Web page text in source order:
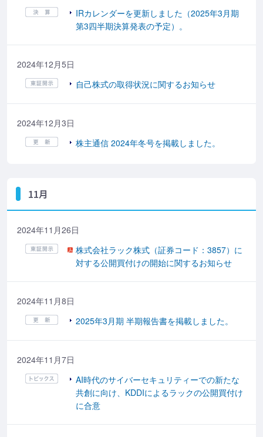
IRカレンダーを更新しました（2025年3月期
第3四半期決算発表の予定）。
2024年12月5日
自己株式の取得状況に関するお知らせ
2024年12月3日
株主通信 2024年冬号を掲載しました。
11月
2024年11月26日
株式会社ラック株式（証券コード：3857）に
対する公開買付けの開始に関するお知らせ
2024年11月8日
2025年3月期 半期報告書を掲載しました。
2024年11月7日
AI時代のサイバーセキュリティーでの新たな
共創に向け、KDDIによるラックの公開買付け
に合意